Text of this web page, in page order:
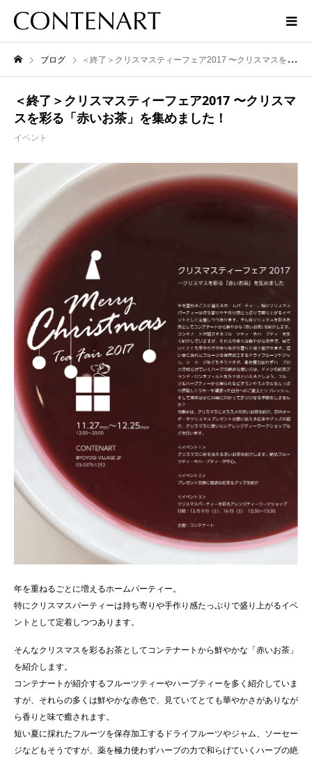
ブログ ＜終了＞クリスマスティーフェア2017 〜クリスマスを彩る「赤いお茶」を集めました！
＜終了＞クリスマスティーフェア2017 〜クリスマ
スを彩る「赤いお茶」を集めました！
イベント
年を重ねるごとに増えるホームパーティー。
特にクリスマスパーティーは持ち寄りや手作り感たっぷりで盛り上がるイベ
ントとして定着しつつあります。
そんなクリスマスを彩るお茶としてコンテナートから鮮やかな「赤いお茶」
を紹介します。
コンテナートが紹介するフルーツティーやハーブティーを多く紹介していま
すが、それらの多くは鮮やかな赤色で、見ていてとても華やかさがありなが
ら香りと味で癒されます。
短い夏に採れたフルーツを保存加工するドライフルーツやジャム、ソーセー
ジなどもそうですが、薬を極力使わずハーブの力で和らげていくハーブの絶